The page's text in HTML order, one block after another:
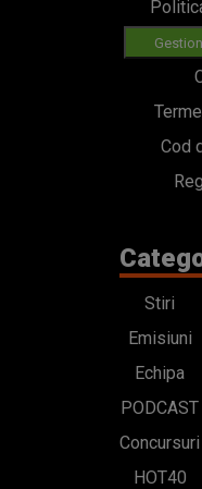
Cod
Stiri
Emisiuni
Echipa
PODCAST
Concursuri
HOT40